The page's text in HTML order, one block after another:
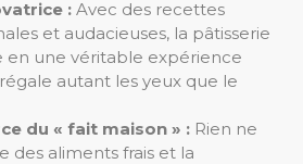
: Avec des recettes
et audacieuses, la pâtisserie
en une véritable expérience
autant les yeux que le
du « fait maison » : Rien ne
des aliments frais et la